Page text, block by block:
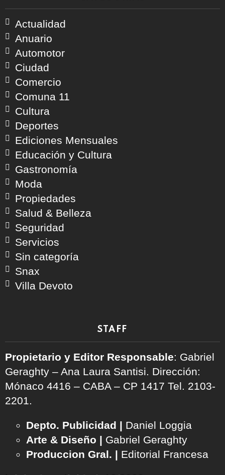
Actualidad
Anuario
Automotor
Ciudad
Comercio
Comuna 11
Cultura
Deportes
Ediciones Mensuales
Educación y Cultura
Gastronomía
Moda
Propiedades
Salud & Belleza
Seguridad
Servicios
Sin categoría
Snax
Villa Devoto
STAFF
Propietario y Editor Responsable: Gabriel
Geraghty – Ana Laura Santisi. Dirección:
Mónaco 4416 – CABA – CP 1417 Tel. 2103-
2201.
Depto. Publicidad | Daniel Loggia
Arte & Diseño | Gabriel Geraghty
Produccion Gral. | Editorial Francesa